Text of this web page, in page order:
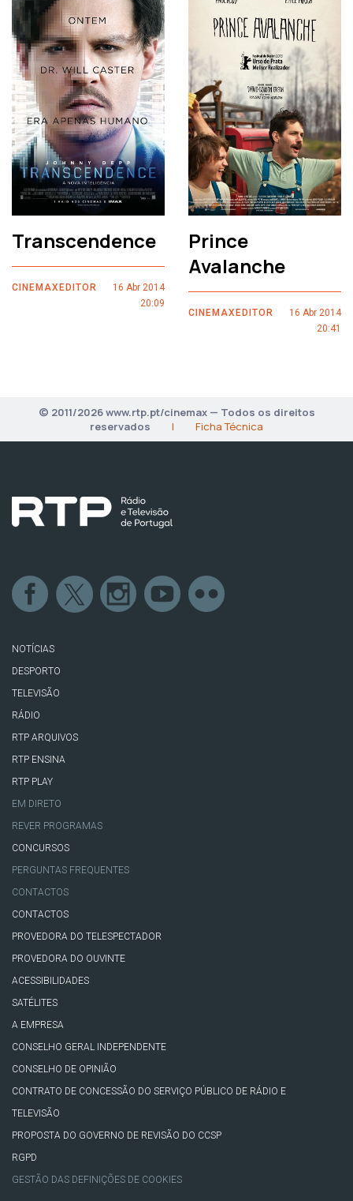
Transcendence
CINEMAXEDITOR
16 Abr 2014
20:09
Prince
Avalanche
CINEMAXEDITOR
16 Abr 2014
20:41
© 2011/2026 www.rtp.pt/cinemax — Todos os direitos
reservados
| Ficha Técnica
NOTÍCIAS
DESPORTO
TELEVISÃO
RÁDIO
RTP ARQUIVOS
RTP ENSINA
RTP PLAY
EM DIRETO
REVER PROGRAMAS
CONCURSOS
PERGUNTAS FREQUENTES
CONTACTOS
CONTACTOS
PROVEDORA DO TELESPECTADOR
PROVEDORA DO OUVINTE
ACESSIBILIDADES
SATÉLITES
A EMPRESA
CONSELHO GERAL INDEPENDENTE
CONSELHO DE OPINIÃO
CONTRATO DE CONCESSÃO DO SERVIÇO PÚBLICO DE RÁDIO E
TELEVISÃO
PROPOSTA DO GOVERNO DE REVISÃO DO CCSP
RGPD
GESTÃO DAS DEFINIÇÕES DE COOKIES